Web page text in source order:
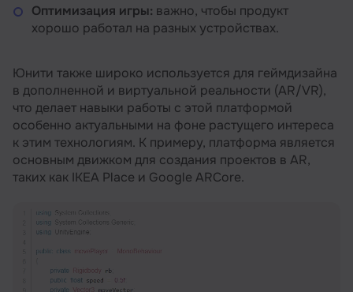
Оптимизация игры: важно, чтобы продукт
хорошо работал на разных устройствах.
Юнити также широко используется для геймдизайна
в дополненной и виртуальной реальности (AR/VR),
что делает навыки работы с этой платформой
особенно актуальными на фоне растущего интереса
к этим технологиям. К примеру, платформа является
основным движком для создания проектов в AR,
таких как IKEA Place и Google ARCore.